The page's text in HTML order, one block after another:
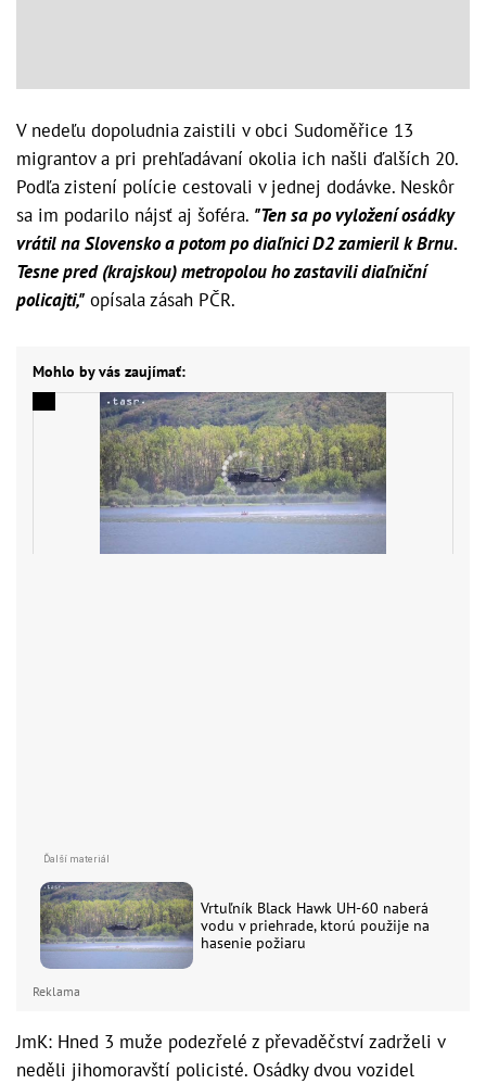
V nedeľu dopoludnia zaistili v obci Sudoměřice 13
migrantov a pri prehľadávaní okolia ich našli ďalších 20.
Podľa zistení polície cestovali v jednej dodávke. Neskôr
sa im podarilo nájsť aj šoféra. "Ten sa po vyložení osádky
vrátil na Slovensko a potom po diaľnici D2 zamieril k Brnu.
Tesne pred (krajskou) metropolou ho zastavili diaľniční
policajti," opísala zásah PČR.
Mohlo by vás zaujímať:
Vrtuľník Black Hawk UH-60 naberá
vodu v priehrade, ktorú použije na
hasenie požiaru
Reklama
JmK: Hned 3 muže podezřelé z převaděčství zadrželi v
neděli jihomoravští policisté. Osádky dvou vozidel